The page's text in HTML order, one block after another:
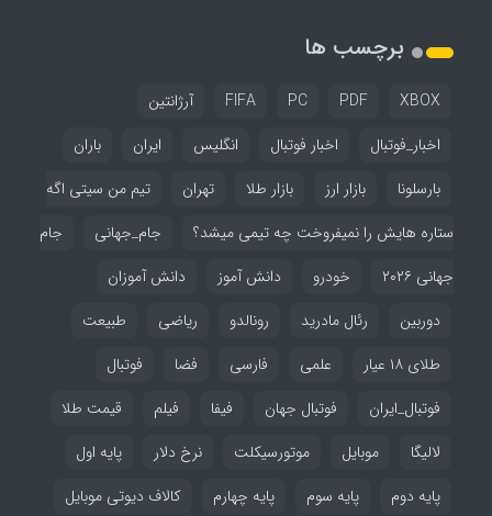
برچسب ها
FIFA PC PDF XBOX
آرژانتین
اخبار_فوتبال
اخبار فوتبال انگلیس ایران
باران
بارسلونا
بازار ارز بازار طلا تهران
تیم من سیتی اگه
ستاره هایش را نمیفروخت چه تیمی میشد؟
جام_جهانی
جام
جهانی ۲۰۲۶
خودرو دانش آموز
دانش آموزان
دوربین
رئال مادرید رونالدو ریاضی
طبیعت
طلای ۱۸ عیار
علمی فارسی فضا
فوتبال
فوتبال_ایران
فوتبال جهان فیفا فیلم
قیمت طلا
لالیگا
موبایل موتورسیکلت نرخ دلار
پایه اول
پایه دوم
پایه سوم پایه چهارم کالاف دیوتی موبایل